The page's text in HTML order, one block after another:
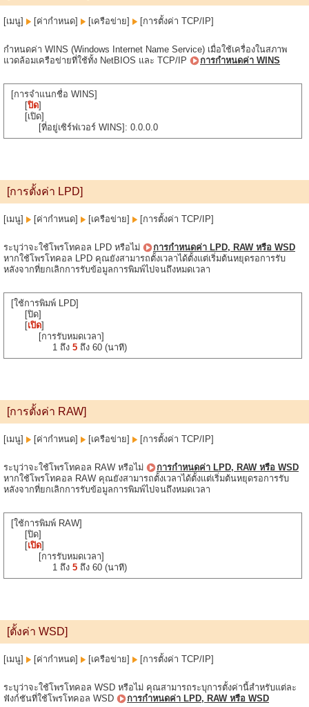
[เมนู] [ค่ากำหนด] [เครือข่าย] [การตั้งค่า TCP/IP]
กำหนดค่า WINS (Windows Internet Name Service) เมื่อใช้เครื่องในสภาพ
แวดล้อมเครือข่ายที่ใช้ทั้ง NetBIOS และ TCP/IP
การกำหนดค่า WINS
[การจำแนกชื่อ WINS]
[ปิด]
[เปิด]
[ที่อยู่เซิร์ฟเวอร์ WINS]: 0.0.0.0
[การตั้งค่า LPD]
[เมนู] [ค่ากำหนด] [เครือข่าย] [การตั้งค่า TCP/IP]
ระบุว่าจะใช้โพรโทคอล LPD หรือไม่
การกำหนดค่า LPD, RAW หรือ WSD
หากใช้โพรโทคอล LPD คุณยังสามารถตั้งเวลาได้ตั้งแต่เริ่มต้นหยุดรอการรับ
หลังจากที่ยกเลิกการรับข้อมูลการพิมพ์ไปจนถึงหมดเวลา
[ใช้การพิมพ์ LPD]
[ปิด]
[เปิด]
[การรับหมดเวลา]
1 ถึง 5 ถึง 60 (นาที)
[การตั้งค่า RAW]
[เมนู] [ค่ากำหนด] [เครือข่าย] [การตั้งค่า TCP/IP]
ระบุว่าจะใช้โพรโทคอล RAW หรือไม่
การกำหนดค่า LPD, RAW หรือ WSD
หากใช้โพรโทคอล RAW คุณยังสามารถตั้งเวลาได้ตั้งแต่เริ่มต้นหยุดรอการรับ
หลังจากที่ยกเลิกการรับข้อมูลการพิมพ์ไปจนถึงหมดเวลา
[ใช้การพิมพ์ RAW]
[ปิด]
[เปิด]
[การรับหมดเวลา]
1 ถึง 5 ถึง 60 (นาที)
[ตั้งค่า WSD]
[เมนู] [ค่ากำหนด] [เครือข่าย] [การตั้งค่า TCP/IP]
ระบุว่าจะใช้โพรโทคอล WSD หรือไม่ คุณสามารถระบุการตั้งค่านี้สำหรับแต่ละ
ฟังก์ชันที่ใช้โพรโทคอล WSD
การกำหนดค่า LPD, RAW หรือ WSD